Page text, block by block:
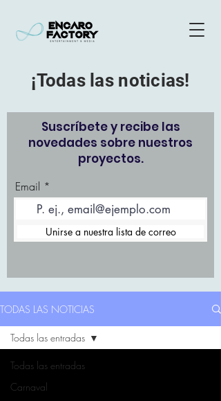
¡Todas las noticias!
Suscríbete y recibe las
novedades sobre nuestros
proyectos.
Email
Unirse a nuestra lista de correo
TODAS LAS NOTICIAS
Todas las entradas
Carnaval
Todas las entradas